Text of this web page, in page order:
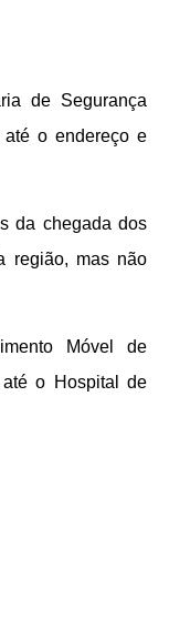
de Segurança
até o endereço e
da chegada dos
região, mas não
Móvel de
o Hospital de